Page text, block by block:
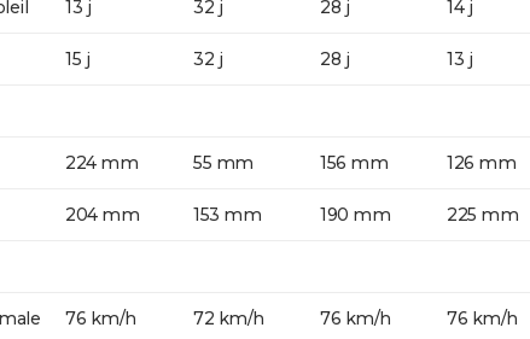
13 j 32 j 28 j 14 j
15 j 32 j 28 j 13 j
224 mm 55 mm 156 mm 126 mm
204 mm 153 mm 190 mm 225 mm
76 km/h 72 km/h 76 km/h 76 km/h